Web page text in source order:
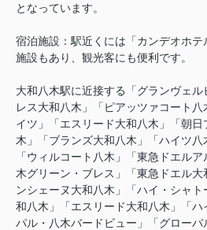
となっています。
宿泊施設：駅近くには「カンデオホ
施設もあり、観光客にも便利です。
大和八木駅に近接する「グランヴェ
レス大和八木」「ピアッツァコート
イツ」「エスリード大和八木」「朝
木」「ブランズ大和八木」「ハイツ八
「ウィルコート八木」「東急ドエル
木グリーン・ブレス」「東急ドエル
ンシェーヌ大和八木」「ハイ・シャ
和八木」「エスリード大和八木」「ハ
パル・八木バードビュー」「グロー